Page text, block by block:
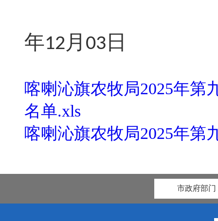
年12 月 03 日
喀喇沁旗农牧局2025年第
名单.xls
喀喇沁旗农牧局2025年第
市政府部门